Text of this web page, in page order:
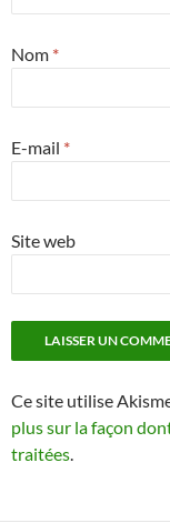
Nom *
E-mail *
Site web
Ce site utilise
plus sur la façon
traitées.